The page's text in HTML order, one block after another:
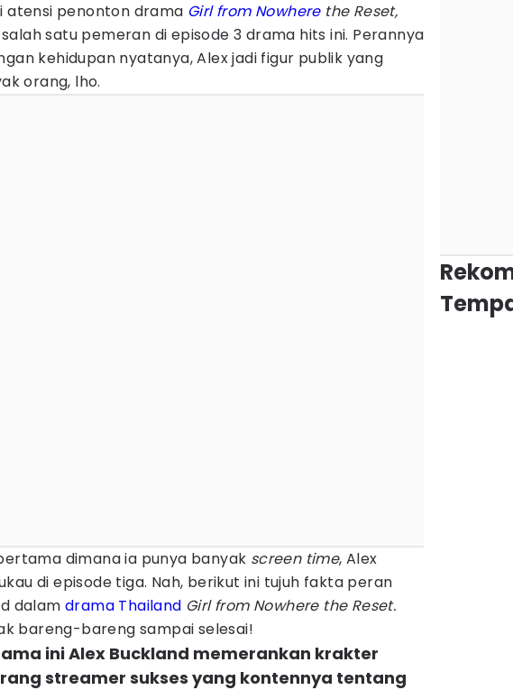
atensi penonton drama Girl from Nowherethe Reset,
satu pemeran di episode 3 drama hits ini. Perannya
kehidupan nyatanya, Alex jadi figur publik yang
orang, lho.
dimana ia punya banyak screen time, Alex
di episode tiga. Nah, berikut ini tujuh fakta peran
dalam drama Thailand Girl from Nowhere the Reset.
bareng-bareng sampai selesai!
ini Alex Buckland memerankan krakter
streamer sukses yang kontennya tentang